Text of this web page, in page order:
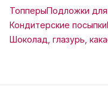
ТопперыПодложки
Кондитерские посыпки
Шоколад, глазурь,